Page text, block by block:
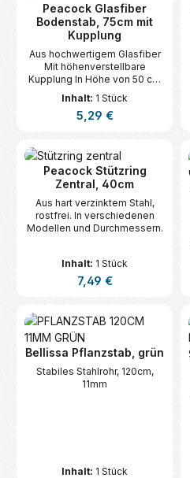
Peacock Glasfiber
Bodenstab, 75cm mit
Kupplung
Aus hochwertigem Glasfiber
Mit höhenverstellbare
Kupplung In Höhe von 50 cm
leichte Pflanze Kombinierbar
mit Stützringe, Stützgitter en
Inhalt: 1 Stück
Regulärer Preis:
5,29 €
Peacock Stützring
Zentral, 40cm
Aus hart verzinktem Stahl,
rostfrei. In verschiedenen
Modellen und Durchmessern.
Inhalt: 1 Stück
Regulärer Preis:
7,49 €
Bellissa Pflanzstab, grün
Stabiles Stahlrohr, 120cm,
11mm
Inhalt: 1 Stück